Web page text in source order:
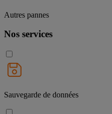
Autres pannes
Nos services
Sauvegarde de données